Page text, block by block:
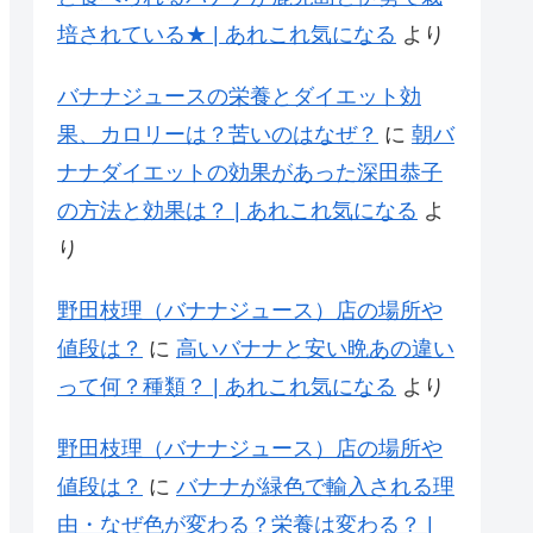
培されている★ | あれこれ気になる より
バナナジュースの栄養とダイエット効
果、カロリーは？苦いのはなぜ？ に 朝バ
ナナダイエットの効果があった深田恭子
の方法と効果は？ | あれこれ気になる よ
り
野田枝理（バナナジュース）店の場所や
値段は？ に 高いバナナと安い晩あの違い
って何？種類？ | あれこれ気になる より
野田枝理（バナナジュース）店の場所や
値段は？ に バナナが緑色で輸入される理
由・なぜ色が変わる？栄養は変わる？ |